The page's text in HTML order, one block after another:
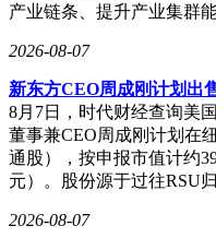
此次会议重点审议了五项
算、电动飞行汽车电池安
多个关键领域。各标准起
景、技术路线及核心指标
可行性进行了系统阐述。
评审专家组对送审稿进行
指标设定、编制说明完善
建议。针对部分标准存在
产业链条、提升产业集群
2026-08-07
新东方CEO周成刚计划出
8月7日，时代财经查询美
董事兼CEO周成刚计划在
通股），按申报市值计约
元）。股份源于过往RSU
2026-08-07